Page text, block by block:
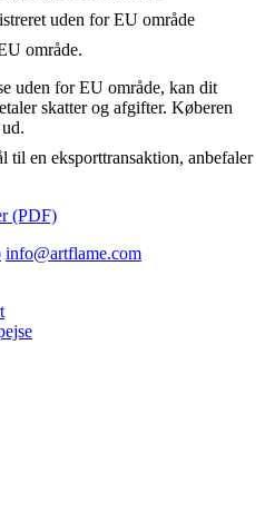
uden for EU område
område.
uden for EU område, kan dit
skatter og afgifter. Køberen
til en eksporttransaktion, anbefaler
(PDF)
info@artflame.com